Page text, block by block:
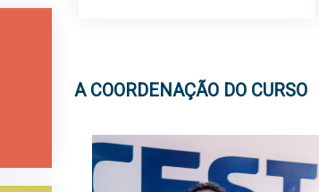
A COORDENAÇÃO DO CURSO